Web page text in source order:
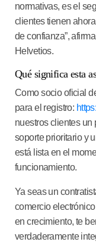
normativas, es el
clientes tienen
de confianza”,
Helvetios.
Qué significa esta
Como socio oficial
para el registro:
nuestros clientes
soporte prioritario y
está lista en el
funcionamiento.
Ya seas un
comercio
en crecimiento, te
verdaderamente